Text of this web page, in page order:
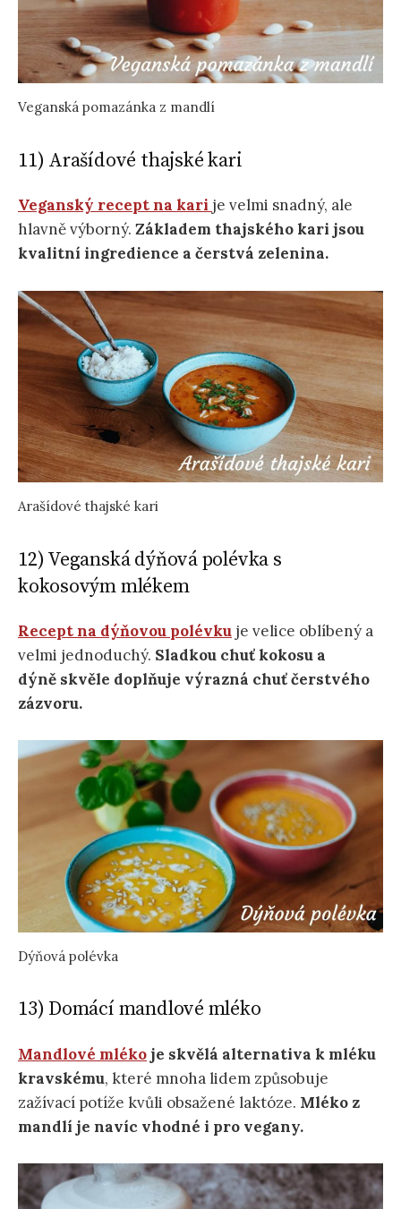
Veganská pomazánka z mandlí
11) Arašídové thajské kari
Veganský receptna kari je velmi snadný, ale
hlavně výborný. Základem thajského kari jsou
kvalitní ingredience a čerstvá zelenina.
Arašídové thajské kari
12) Veganská dýňová polévka s
kokosovým mlékem
Recept na dýňovou polévku je velice oblíbený a
velmi jednoduchý. Sladkou chuť kokosu a
dýně skvěle doplňuje výrazná chuť čerstvého
zázvoru.
Dýňová polévka
13) Domácí mandlové mléko
Mandlové mlékoje skvělá alternativa k mléku
kravskému, které mnoha lidem způsobuje
zažívací potíže kvůli obsažené laktóze. Mléko z
mandlí je navíc vhodné i pro vegany.